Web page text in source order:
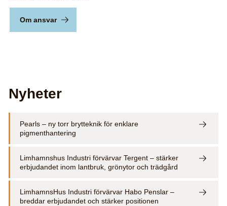
Om ansvar
Nyheter
Pearls – ny torr brytteknik för enklare
pigmenthantering
Limhamnshus Industri förvärvar Tergent – stärker
erbjudandet inom lantbruk, grönytor och trädgård
LimhamnsHus Industri förvärvar Habo Penslar –
breddar erbjudandet och stärker positionen